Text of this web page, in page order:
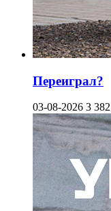
Переиграл?
03-08-2026 3 382